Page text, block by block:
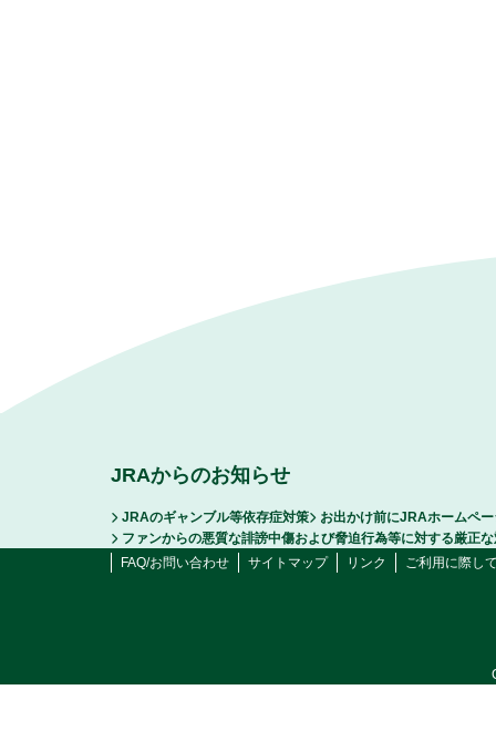
JRAからのお知らせ
JRAのギャンブル等依存症対策
お出かけ前にJRAホームペ
ファンからの悪質な誹謗中傷および脅迫行為等に対する厳正
FAQ/お問い合わせ
サイトマップ リンク ご利用に際し